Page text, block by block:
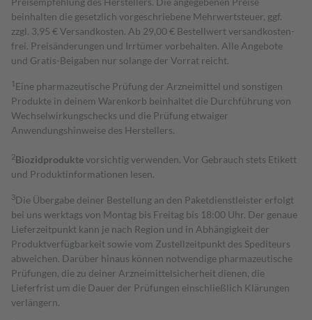
beinhalten die gesetzlich vorgeschriebene Mehrwertsteuer, ggf.
zzgl. 3,95 € Versandkosten. Ab 29,00 € Bestell­wert versand­kosten­
frei. Preisänderungen und Irrtümer vorbehalten. Alle Angebote
und Gratis-Beigaben nur solange der Vorrat reicht.
1 Eine pharmazeutische Prüfung der Arzneimittel und sonstigen
Produkte in deinem Warenkorb beinhaltet die Durchführung von
Wechselwirkungschecks und die Prüfung etwaiger
Anwendungshinweise des Herstellers.
2Biozidproduktevorsichtig verwenden. Vor Gebrauch stets Etikett
und Produktinformationen lesen.
3Die Übergabe deiner Bestellung an den Paketdienstleister erfolgt
bei uns werktags von Montag bis Freitag bis 18:00 Uhr. Der genaue
Lieferzeitpunkt kann je nach Region und in Abhängigkeit der
Produktverfügbarkeit sowie vom Zustellzeitpunkt des Spediteurs
abweichen. Darüber hinaus können notwendige pharmazeutische
Prüfungen, die zu deiner Arzneimittelsicherheit dienen, die
Lieferfrist um die Dauer der Prüfungen einschließlich Klärungen
verlängern.